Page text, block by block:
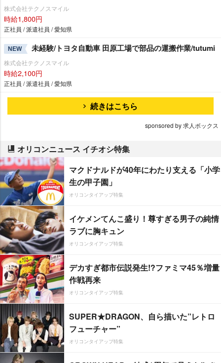
株式会社テクノスマイル
時給1,800円
正社員 / 派遣社員 / 愛知県
NEW 未経験/トヨタ自動車 田原工場で部品の運搬作業/tutumi
株式会社テクノスマイル
時給2,100円
正社員 / 派遣社員 / 愛知県
続きはこちら
sponsored by 求人ボックス
オリコンニュース イチオシ特集
マクドナルドが40年にわたり支える「小学
生の甲子園」
オリコンタイアップ特集
イケメンてんこ盛り！尊すぎる男子の純情
ラブに胸キュン
オリコンタイアップ特集
デカすぎ都市伝説発生!?ファミマ45％増量
作戦再来
オリコンタイアップ特集
SUPER★DRAGON、自ら描いた”レトロ
フューチャー”
オリコンタイアップ特集